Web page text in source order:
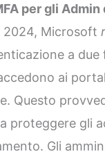
per gli Admin
2024, Microsoft
a
ai
Questo
proteggere gli
Gli